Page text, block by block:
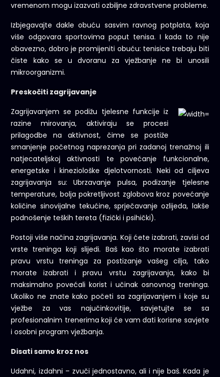
vremenom mogu izazvati ozbiljne zdravstvene probleme.
Izbjegavajte dakle obuću sasvim ravnog potplata, koja
više odgovara sportovima poput tenisa. I kada to nije
obavezno, dobro je promijeniti obuću: tenisice trebaju biti
čiste kako se u dvoranu za vježbanje ne bi unosili
mikroorganizmi.
Preskočiti zagrijavanje
Zagrijavanjem se podižu tjelesne funkcije iz
razine mirovanja, aktiviraju se procesi
prilagodbe na aktivnost, čime se postiže
smanjenje početnog naprezanja pri zadanoj trenažnoj ili
natjecateljskoj aktivnosti te povećanje funkcionalne,
energetske i kineziološke djelotvornosti. Neki od ciljeva
zagrijavanja su: Ubrzavanje pulsa, podizanje tjelesne
temperature, bolja pokretljivost zglobova kroz povećanje
količine sinovijalne tekućine, sprječavanje ozlijeda, lakše
podnošenje teških tereta (fizički i psihički).
Postoji više načina zagrijavanja. Koji ćete izabrati, zavisi od
vrste treninga koji slijedi. Baš kao što morate izabrati
pravu vrstu treninga za postizanje vašeg cilja, tako
morate izabrati i pravu vrstu zagrijavanja, kako bi
maksimalno povećali korist i učinak osnovnog treninga.
Ukoliko ne znate kako početi sa zagrijavanjem i koje su
vježbe za vas najučinkovitije, savjetujte se sa
profesionalnim trenerima koji će vam dati korisne savjete
i osobni program vježbanja.
Disati samo kroz nos
Udahni, izdahni – zvuči jednostavno, ali i nije baš. Kada je